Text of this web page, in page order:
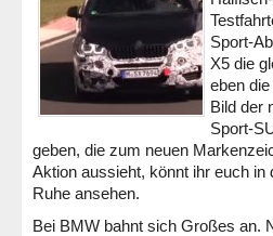
Sport-
X5 die
eben
Bild der
Sport-
geben, die zum neuen
Aktion aussieht, könnt ihr euch
Ruhe ansehen.
Bei BMW bahnt sich Großes an.